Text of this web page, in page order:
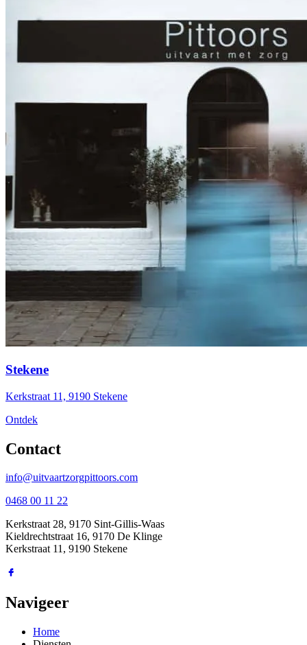
Stekene
Kerkstraat 11, 9190 Stekene
Ontdek
Contact
info@uitvaartzorgpittoors.com
0468 00 11 22
Kerkstraat 28, 9170 Sint-Gillis-Waas
Kieldrechtstraat 16, 9170 De Klinge
Kerkstraat 11, 9190 Stekene
Navigeer
Home